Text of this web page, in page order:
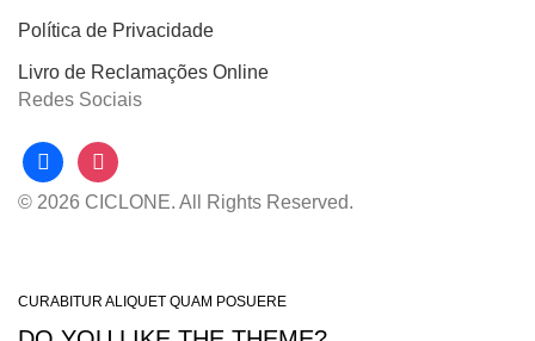
Política de Privacidade
Livro de Reclamações Online
Redes Sociais
facebookinstagram
© 2026 CICLONE. All Rights Reserved.
CURABITUR ALIQUET QUAM POSUERE